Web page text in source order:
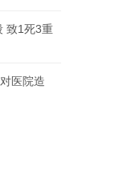
致1死3重
医院造